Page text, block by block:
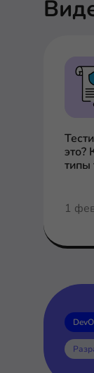
это?
типы
1